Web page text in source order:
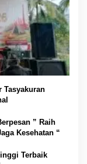
Tasyakuran
” Raih
Kesehatan “
Terbaik